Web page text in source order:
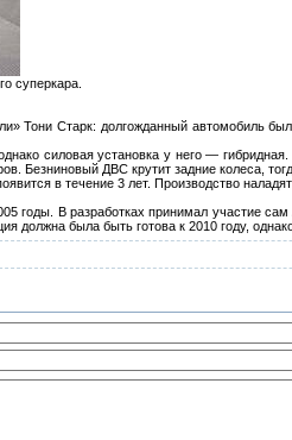
суперкара.
Тони Старк: долгожданный автомобиль
силовая установка у него —
Безниновый ДВС крутит задние колеса,
в течение 3 лет. Производство
годы. В разработках принимал участие
должна была быть готова к 2010 году,